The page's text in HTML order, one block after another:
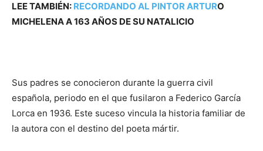
LEE TAMBIÉN: RECORDANDO AL PINTOR ARTURO
MICHELENA A 163 AÑOS DE SU NATALICIO
Sus padres se conocieron durante la guerra civil
española, periodo en el que fusilaron a Federico García
Lorca en 1936. Este suceso vincula la historia familiar de
la autora con el destino del poeta mártir.